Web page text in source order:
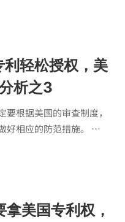
轻松授权，美
析之3
根据美国的审查制度，
好相应的防范措施。 …
美国专利权，